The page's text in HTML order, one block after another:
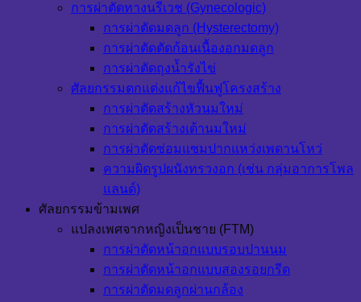
การผ่าตัดทางนรีเวช (Gynecologic)
การผ่าตัดมดลูก (Hysterectomy)
การผ่าตัดตัดก้อนเนื้องอกมดลูก
การผ่าตัดถุงน้ำรังไข่
ศัลยกรรมตกแต่งแก้ไขฟื้นฟูโครงสร้าง
การผ่าตัดสร้างหัวนมใหม่
การผ่าตัดสร้างเต้านมใหม่
การผ่าตัดซ่อมแซมปากแหว่งเพดานโหว่
ความผิดรูปผนังทรวงอก (เช่น กลุ่มอาการโพล
แลนด์)
ศัลยกรรมข้ามเพศ
แปลงเพศจากหญิงเป็นชาย (FTM)
การผ่าตัดหน้าอกแบบรอบปานนม
การผ่าตัดหน้าอกแบบสองรอยกรีด
การผ่าตัดมดลูกผ่านกล้อง